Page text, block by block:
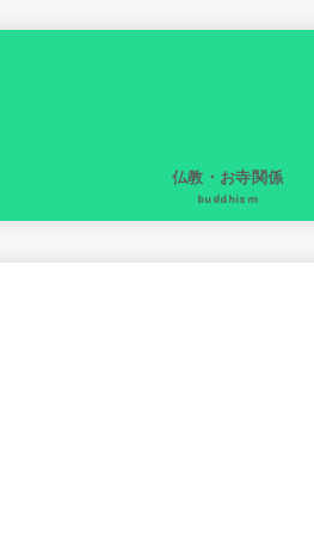
仏教・お寺関係
buddhism